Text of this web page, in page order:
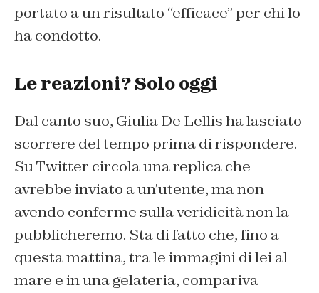
portato a un risultato “efficace” per chi lo
ha condotto.
Le reazioni? Solo oggi
Dal canto suo, Giulia De Lellis ha lasciato
scorrere del tempo prima di rispondere.
Su Twitter circola una replica che
avrebbe inviato a un’utente, ma non
avendo conferme sulla veridicità non la
pubblicheremo. Sta di fatto che, fino a
questa mattina, tra le immagini di lei al
mare e in una gelateria, compariva